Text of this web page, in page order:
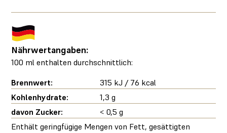
Nährwertangaben:
100 ml enthalten durchschnittlich:
Brennwert:
315 kJ / 76 kcal
Kohlenhydrate:
1,3 g
davon Zucker:
< 0,5 g
Enthält geringfügige Mengen von Fett, gesättigten